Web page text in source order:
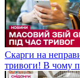
Скарги на
тривоги! В чому